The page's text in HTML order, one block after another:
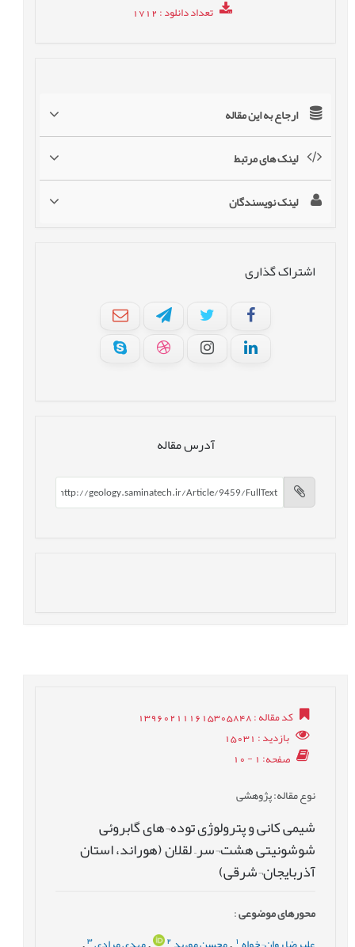
تعداد دانلود: 1712
ارجاع به این مقاله
لینک های مرتبط
لینک نویسندگان
اشتراک گذاری
آدرس مقاله
کد مقاله: 139602111615305848
بازدید: 15031
صفحه: 1 - 10
نوع مقاله: پژوهشی
شیمی کانی و پترولوژی توده¬های گابروئی
شوشونیتی هشت¬سر– لقلان (هوراند، استان
آذربایجان¬شرقی)
محورهای موضوعی:
1
,
2
,
3
,